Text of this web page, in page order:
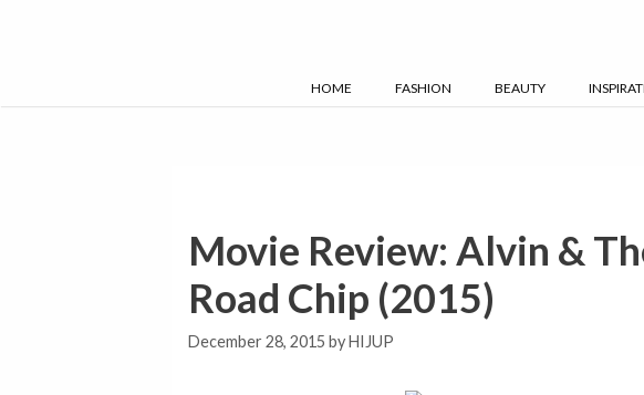
HOME FASHION BEAUTY
Movie Review: Alvin &
Road Chip (2015)
December 28, 2015 byHIJUP